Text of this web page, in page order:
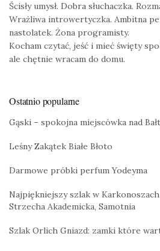
Ścisły umysł. Dobra słuchaczka.
Wrażliwa introwertyczka. Ambitna
nastolatek. Żona programisty.
Kocham czytać, jeść i mieć święty
ale chętnie wracam do domu.
Ostatnio popularne
Gąski – spokojna miejscówka nad
Leśny Zakątek Białe Błoto
Darmowe próbki perfum Yodeyma
Najpiękniejszy szlak w Karkonoszach
Strzecha Akademicka, Samotnia
Szlak Orlich Gniazd: zamki które